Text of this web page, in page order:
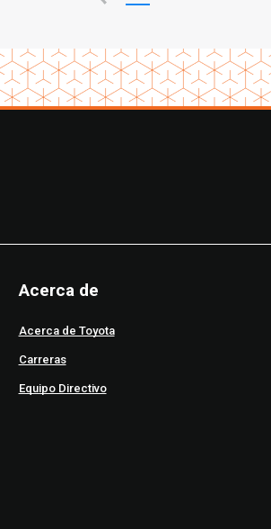
Acerca de
Acerca de Toyota
Carreras
Equipo Directivo